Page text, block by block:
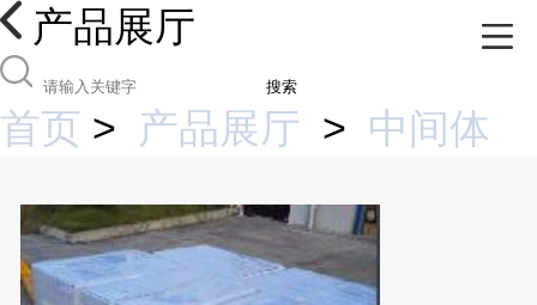
产品展厅
搜索
首页 > 产品展厅 > 中间体